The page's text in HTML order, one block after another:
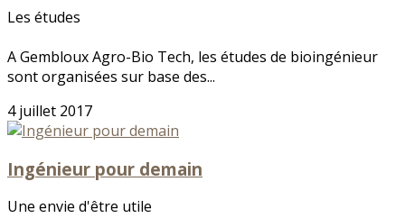
Les études
A Gembloux Agro-Bio Tech, les études de bioingénieur
sont organisées sur base des...
4 juillet 2017
Ingénieur pour demain
Une envie d'être utile